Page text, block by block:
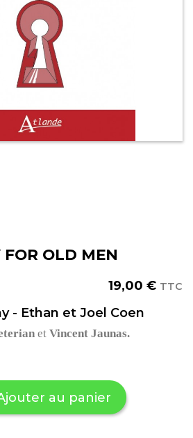
OLD MEN
19,00 € TTC
- Ethan et Joel Coen
et Vincent Jaunas.
au panier